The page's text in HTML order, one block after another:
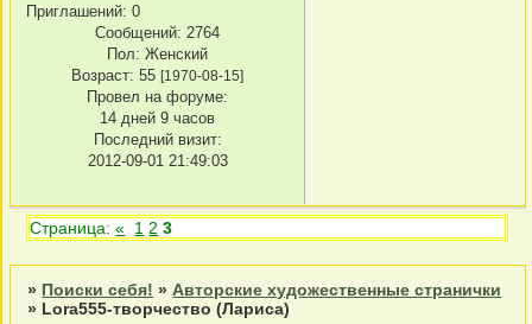
Приглашений: 0
Сообщений: 2764
Пол: Женский
Возраст: 55 [1970-08-15]
Провел на форуме:
14 дней 9 часов
Последний визит:
2012-09-01 21:49:03
Страница:« 1 2 3
» Поиски себя! »Авторские художественные странички
» Lora555-творчество (Лариса)